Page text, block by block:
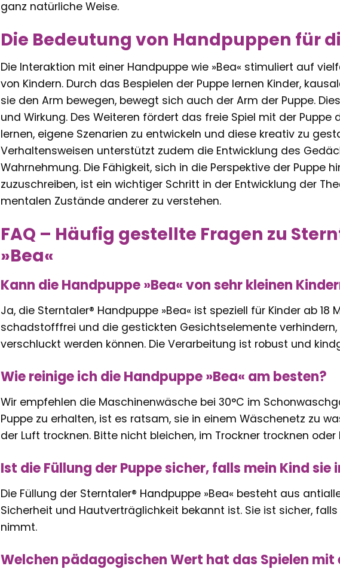
ganz natürliche Weise.
Die Bedeutung von Handpuppen für
Die Interaktion mit einer Handpuppe wie »Bea« stimuliert auf
von Kindern. Durch das Bespielen der Puppe lernen Kinder,
sie den Arm bewegen, bewegt sich auch der Arm der Puppe.
und Wirkung. Des Weiteren fördert das freie Spiel mit der Puppe
lernen, eigene Szenarien zu entwickeln und diese kreativ zu
Verhaltensweisen unterstützt zudem die Entwicklung des
Wahrnehmung. Die Fähigkeit, sich in die Perspektive der Puppe
zuzuschreiben, ist ein wichtiger Schritt in der Entwicklung der
mentalen Zustände anderer zu verstehen.
FAQ – Häufig gestellte Fragen zu
»Bea«
Kann die Handpuppe »Bea« von sehr kleinen
Ja, die Sterntaler® Handpuppe »Bea« ist speziell für Kinder ab
schadstofffrei und die gestickten Gesichtselemente
verschluckt werden können. Die Verarbeitung ist robust und
Wie reinige ich die Handpuppe »Bea« am besten?
Wir empfehlen die Maschinenwäsche bei 30°C im
Puppe zu erhalten, ist es ratsam, sie in einem Wäschenetz zu
der Luft trocknen. Bitte nicht bleichen, im Trockner trocknen oder
Ist die Füllung der Puppe sicher, falls mein Kind sie
Die Füllung der Sterntaler® Handpuppe »Bea« besteht aus
Sicherheit und Hautverträglichkeit bekannt ist. Sie ist sicher,
nimmt.
Welchen pädagogischen Wert hat das Spielen mit